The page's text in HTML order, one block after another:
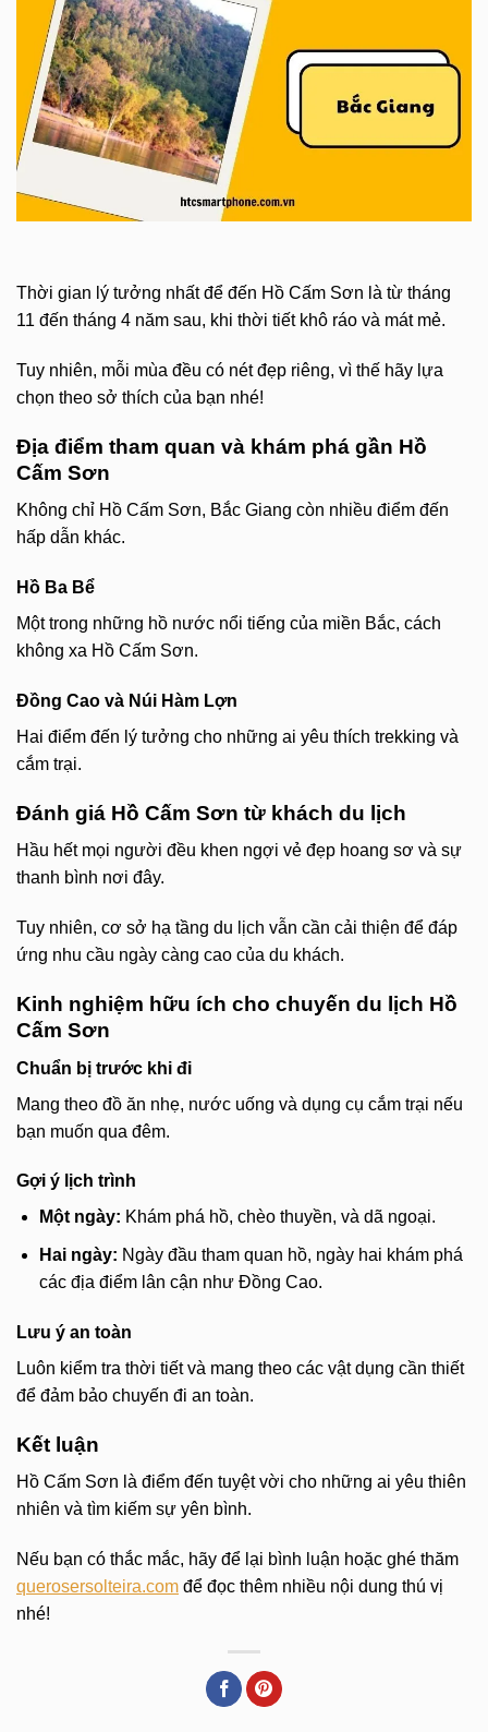
Thời gian lý tưởng nhất để đến Hồ Cấm Sơn là từ tháng
11 đến tháng 4 năm sau, khi thời tiết khô ráo và mát mẻ.
Tuy nhiên, mỗi mùa đều có nét đẹp riêng, vì thế hãy lựa
chọn theo sở thích của bạn nhé!
Địa điểm tham quan và khám phá gần Hồ
Cấm Sơn
Không chỉ Hồ Cấm Sơn, Bắc Giang còn nhiều điểm đến
hấp dẫn khác.
Hồ Ba Bể
Một trong những hồ nước nổi tiếng của miền Bắc, cách
không xa Hồ Cấm Sơn.
Đồng Cao và Núi Hàm Lợn
Hai điểm đến lý tưởng cho những ai yêu thích trekking và
cắm trại.
Đánh giá Hồ Cấm Sơn từ khách du lịch
Hầu hết mọi người đều khen ngợi vẻ đẹp hoang sơ và sự
thanh bình nơi đây.
Tuy nhiên, cơ sở hạ tầng du lịch vẫn cần cải thiện để đáp
ứng nhu cầu ngày càng cao của du khách.
Kinh nghiệm hữu ích cho chuyến du lịch Hồ
Cấm Sơn
Chuẩn bị trước khi đi
Mang theo đồ ăn nhẹ, nước uống và dụng cụ cắm trại nếu
bạn muốn qua đêm.
Gợi ý lịch trình
Một ngày: Khám phá hồ, chèo thuyền, và dã ngoại.
Hai ngày: Ngày đầu tham quan hồ, ngày hai khám phá
các địa điểm lân cận như Đồng Cao.
Lưu ý an toàn
Luôn kiểm tra thời tiết và mang theo các vật dụng cần thiết
để đảm bảo chuyến đi an toàn.
Kết luận
Hồ Cấm Sơn là điểm đến tuyệt vời cho những ai yêu thiên
nhiên và tìm kiếm sự yên bình.
Nếu bạn có thắc mắc, hãy để lại bình luận hoặc ghé thăm
querosersolteira.com để đọc thêm nhiều nội dung thú vị
nhé!